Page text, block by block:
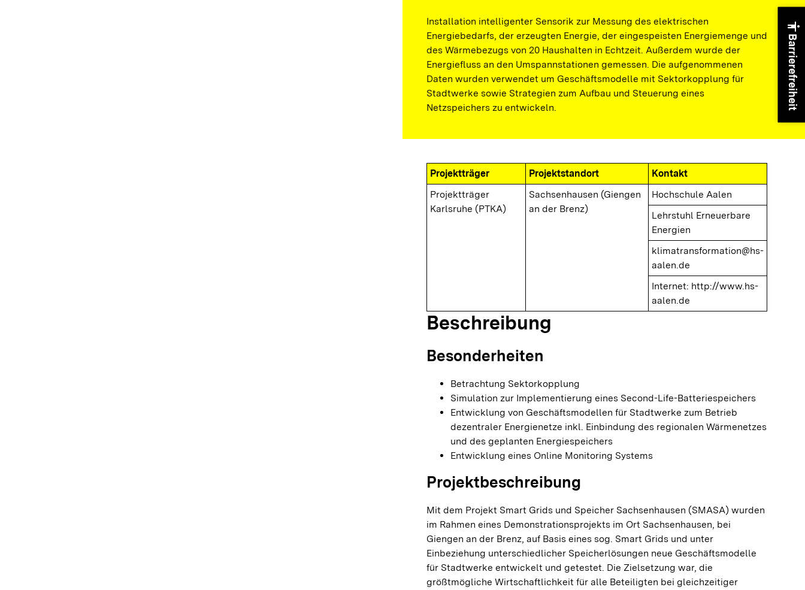
Installation intelligenter Sensorik zur Messung des elektrischen
Energiebedarfs, der erzeugten Energie, der eingespeisten Energiemenge und
des Wärmebezugs von 20 Haushalten in Echtzeit. Außerdem wurde der
Energiefluss an den Umspannstationen gemessen. Die aufgenommenen
Daten wurden verwendet um Geschäftsmodelle mit Sektorkopplung für
Stadtwerke sowie Strategien zum Aufbau und Steuerung eines
Netzspeichers zu entwickeln.
Projektträger Projektstandort
Kontakt
Projektträger
Karlsruhe (PTKA)
Sachsenhausen (Giengen
an der Brenz)
Hochschule Aalen
Lehrstuhl Erneuerbare
Energien
klimatransformation@hs-
aalen.de
Internet: http://www.hs-
aalen.de
Beschreibung
Besonderheiten
Betrachtung Sektorkopplung
Simulation zur Implementierung eines Second-Life-Batteriespeichers
Entwicklung von Geschäftsmodellen für Stadtwerke zum Betrieb
dezentraler Energienetze inkl. Einbindung des regionalen Wärmenetzes
und des geplanten Energiespeichers
Entwicklung eines Online Monitoring Systems
Projektbeschreibung
Mit dem Projekt Smart Grids und Speicher Sachsenhausen (SMASA) wurden
im Rahmen eines Demonstrationsprojekts im Ort Sachsenhausen, bei
Giengen an der Brenz, auf Basis eines sog. Smart Grids und unter
Einbeziehung unterschiedlicher Speicherlösungen neue Geschäftsmodelle
für Stadtwerke entwickelt und getestet. Die Zielsetzung war, die
größtmögliche Wirtschaftlichkeit für alle Beteiligten bei gleichzeitiger
accessibility
Barrierefreiheit